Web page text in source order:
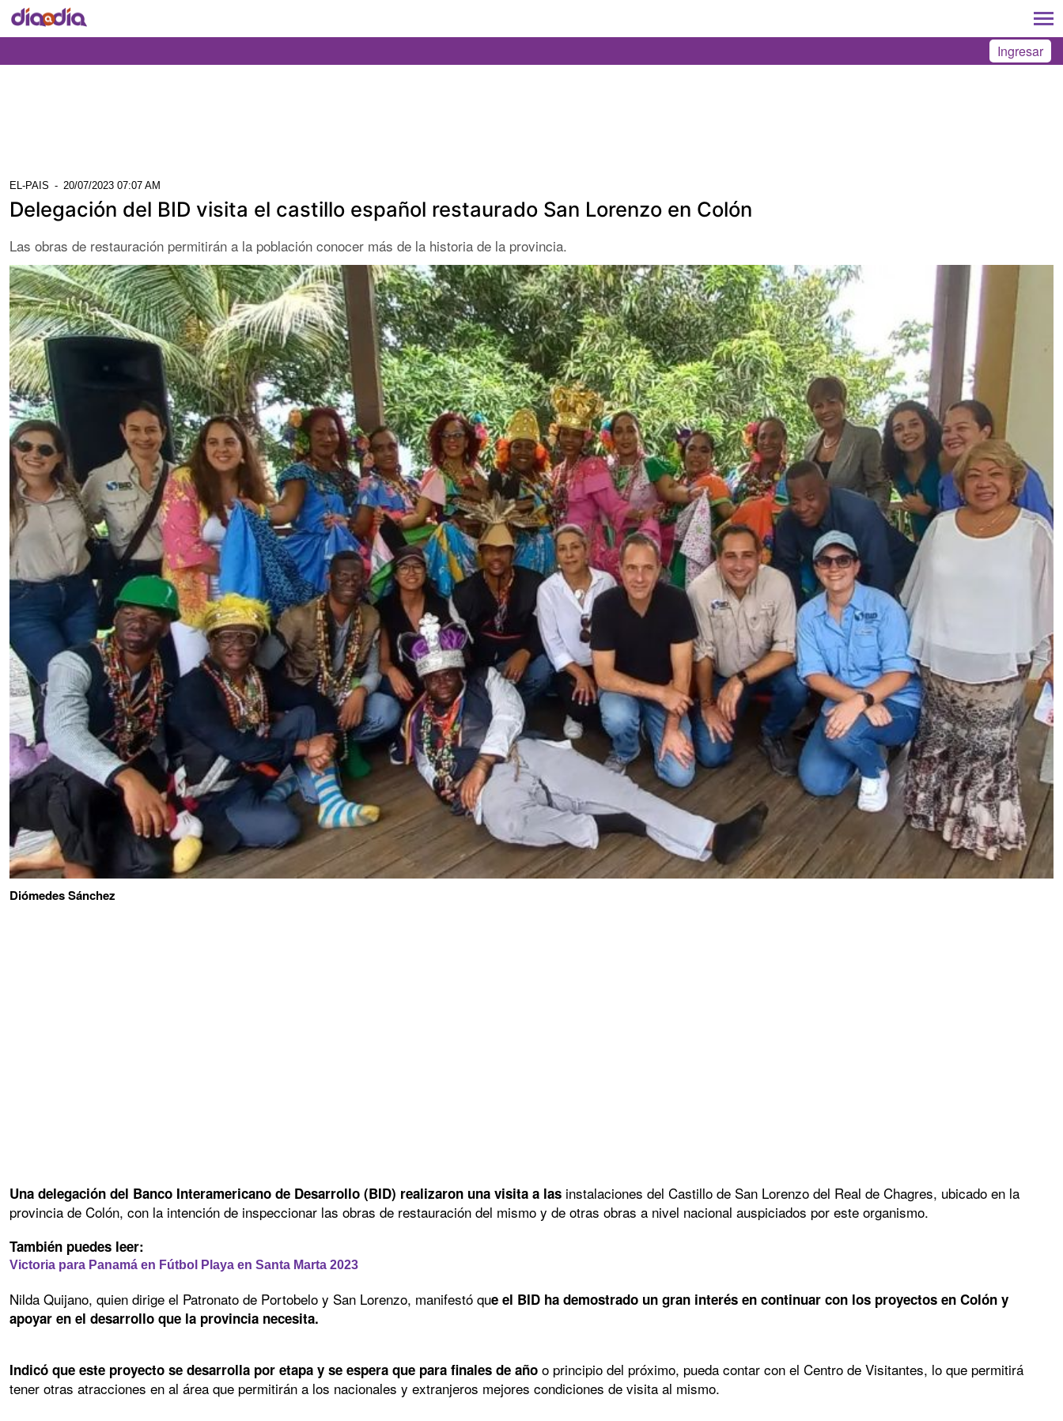
Ingresar
EL-PAIS - 20/07/2023 07:07 AM
Delegación del BID visita el castillo español restaurado San Lorenzo en Colón
Las obras de restauración permitirán a la población conocer más de la historia de la provincia.
Diómedes Sánchez
Una delegación del Banco Interamericano de Desarrollo (BID) realizaron una visita a las instalaciones del Castillo de San Lorenzo del Real de Chagres, ubicado en la
provincia de Colón, con la intención de inspeccionar las obras de restauración del mismo y de otras obras a nivel nacional auspiciados por este organismo.
También puedes leer:
Victoria para Panamá en Fútbol Playa en Santa Marta 2023
Nilda Quijano, quien dirige el Patronato de Portobelo y San Lorenzo, manifestó que el BID ha demostrado un gran interés en continuar con los proyectos en Colón y
apoyar en el desarrollo que la provincia necesita.
Indicó que este proyecto se desarrolla por etapa y se espera que para finales de año o principio del próximo, pueda contar con el Centro de Visitantes, lo que permitirá
tener otras atracciones en al área que permitirán a los nacionales y extranjeros mejores condiciones de visita al mismo.